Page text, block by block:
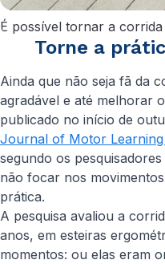
É possível tornar a
Torne a
Ainda que não seja fã da
agradável e até melhorar
publicado no início de
Journal of Motor
segundo os
não focar nos
prática.
A pesquisa avaliou a
anos, em esteiras
momentos: ou elas eram